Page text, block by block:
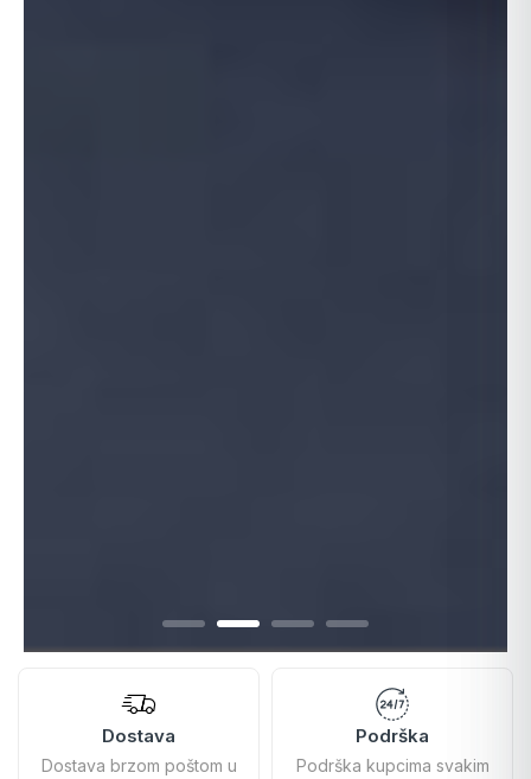
Dostava
Dostava brzom poštom u
Podrška
Podrška kupcima svakim